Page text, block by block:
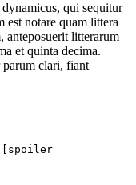
dynamicus, qui sequitur
notare quam littera
anteposuerit litterarum
et quinta decima.
clari, fiant